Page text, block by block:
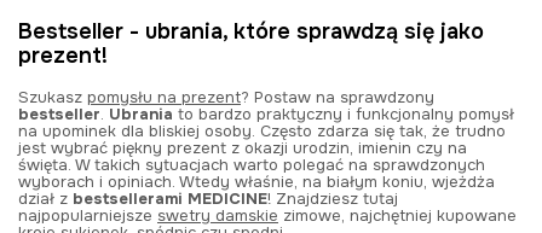
Bestseller - ubrania, które sprawdzą się jako
prezent!
Szukasz pomysłu na prezent? Postaw na sprawdzony
bestseller. Ubrania to bardzo praktyczny i funkcjonalny pomysł
na upominek dla bliskiej osoby. Często zdarza się tak, że trudno
jest wybrać piękny prezent z okazji urodzin, imienin czy na
święta. W takich sytuacjach warto polegać na sprawdzonych
wyborach i opiniach. Wtedy właśnie, na białym koniu, wjeżdża
dział z bestsellerami MEDICINE! Znajdziesz tutaj
najpopularniejsze swetry damskie zimowe, najchętniej kupowane